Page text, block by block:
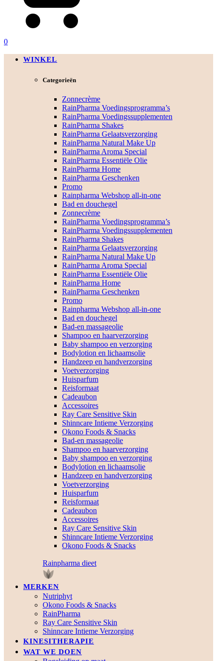
0
WINKEL
Categorieën
Zonnecrème
RainPharma Voedingsprogramma’s
RainPharma Voedingssupplementen
RainPharma Shakes
RainPharma Gelaatsverzorging
RainPharma Natural Make Up
RainPharma Aroma Special
RainPharma Essentiële Olie
RainPharma Home
RainPharma Geschenken
Promo
Rainpharma Webshop all-in-one
Bad en douchegel
Zonnecrème
RainPharma Voedingsprogramma’s
RainPharma Voedingssupplementen
RainPharma Shakes
RainPharma Gelaatsverzorging
RainPharma Natural Make Up
RainPharma Aroma Special
RainPharma Essentiële Olie
RainPharma Home
RainPharma Geschenken
Promo
Rainpharma Webshop all-in-one
Bad en douchegel
Bad-en massageolie
Shampoo en haarverzorging
Baby shampoo en verzorging
Bodylotion en lichaamsolie
Handzeep en handverzorging
Voetverzorging
Huisparfum
Reisformaat
Cadeaubon
Accessoires
Ray Care Sensitive Skin
Shinncare Intieme Verzorging
Okono Foods & Snacks
Bad-en massageolie
Shampoo en haarverzorging
Baby shampoo en verzorging
Bodylotion en lichaamsolie
Handzeep en handverzorging
Voetverzorging
Huisparfum
Reisformaat
Cadeaubon
Accessoires
Ray Care Sensitive Skin
Shinncare Intieme Verzorging
Okono Foods & Snacks
Rainpharma dieet
MERKEN
Nutriphyt
Okono Foods & Snacks
RainPharma
Ray Care Sensitive Skin
Shinncare Intieme Verzorging
KINESITHERAPIE
WAT WE DOEN